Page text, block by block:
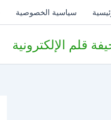
سياسية الخصوصية
قلم الإلكترونية